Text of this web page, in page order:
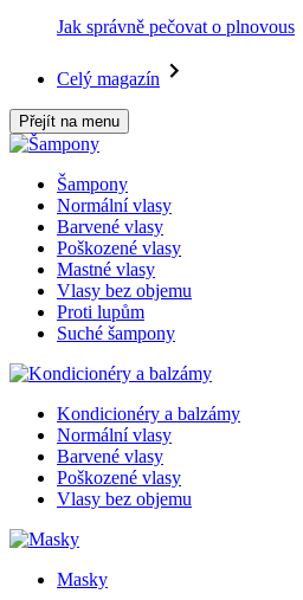
Jak správně pečovat o plnovous
Celý magazín
Přejít na menu
Šampony
Normální vlasy
Barvené vlasy
Poškozené vlasy
Mastné vlasy
Vlasy bez objemu
Proti lupům
Suché šampony
Kondicionéry a balzámy
Normální vlasy
Barvené vlasy
Poškozené vlasy
Vlasy bez objemu
Masky